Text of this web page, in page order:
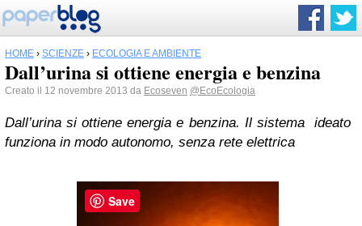
HOME › SCIENZE › ECOLOGIA E AMBIENTE
Dall’urina si ottiene energia e benzina
Creato il 12 novembre 2013 da Ecoseven @EcoEcologia
Dall’urina si ottiene energia e benzina. Il sistema ideato
funziona in modo autonomo, senza rete elettrica
Save